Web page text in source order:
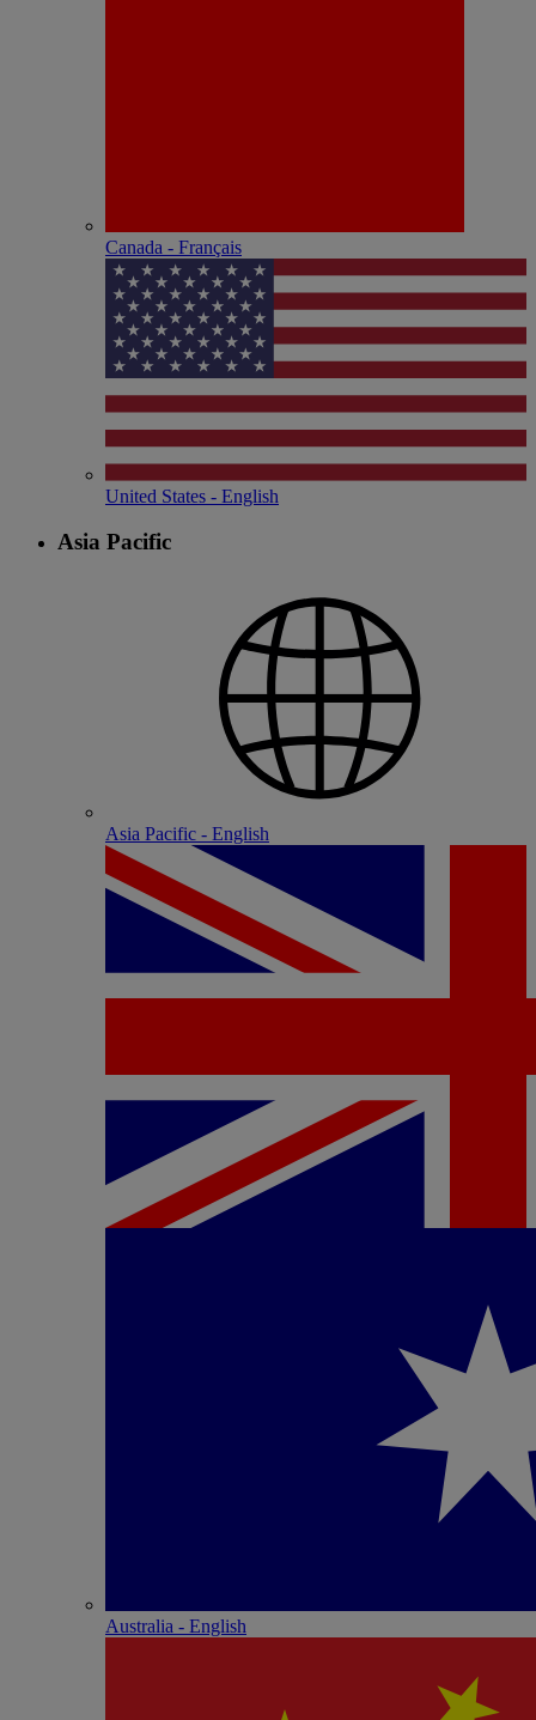
Canada - Français
United States - English
Asia Pacific
Asia Pacific - English
Australia - English